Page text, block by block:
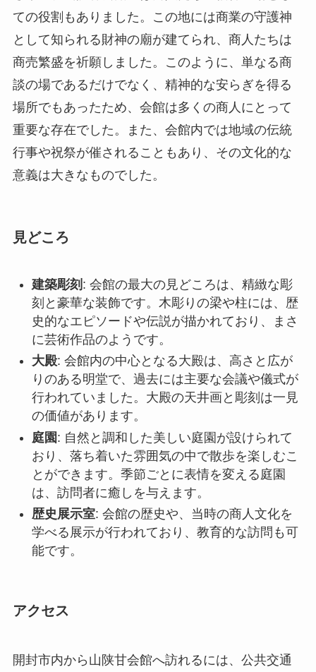
重要な存在でした。また、会館内では地域の伝統
行事や祝祭が催されることもあり、その文化的な
意義は大きなものでした。
見どころ
建築彫刻: 会館の最大の見どころは、精緻な彫
大殿: 会館内の中心となる大殿は、高さと広が
行われていました。大殿の天井画と彫刻は一見
の価値があります。
庭園: 自然と調和した美しい庭園が設けられて
おり、落ち着いた雰囲気の中で散歩を楽しむこ
とができます。季節ごとに表情を変える庭園
は、訪問者に癒しを与えます。
歴史展示室 : 会館の歴史や、当時の商人文化を
学べる展示が行われており、教育的な訪問も可
能です。
アクセス
開封市内から山陕甘会館へ訪れるには、公共交通
車し、バス停で下車して徒歩数分で到着します。
約20分程度で到達可能です。公共交通機関は比較